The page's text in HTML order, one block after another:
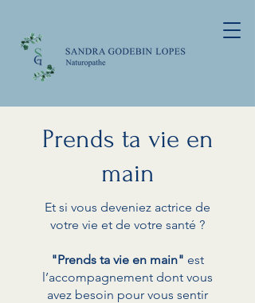
Prends ta vie en
main
Et si vous deveniez actrice de
votre vie et de votre santé ?
"Prends ta vie en main" est
l’accompagnement dont vous
avez besoin pour vous sentir